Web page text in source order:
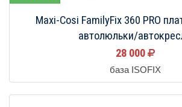
Maxi-Cosi FamilyFix 360 PRO
автолюльки/
28 000
база ISOFIX